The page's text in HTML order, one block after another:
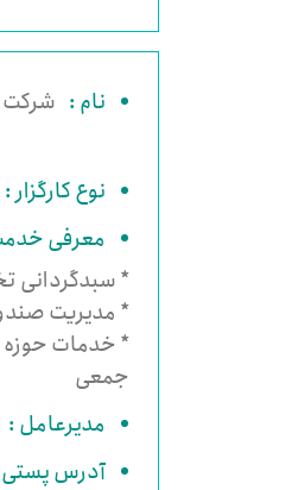
نام : شرکت
نوع کارگزار :
معرفی
*
* مدیریت
* خدمات حوزه
جمعی
مدیرعامل :
آدرس